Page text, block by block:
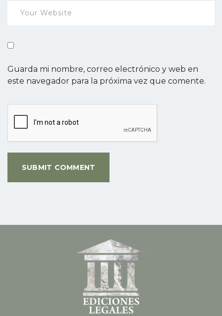
Guarda mi nombre, correo electrónico y web en
este navegador para la próxima vez que comente.